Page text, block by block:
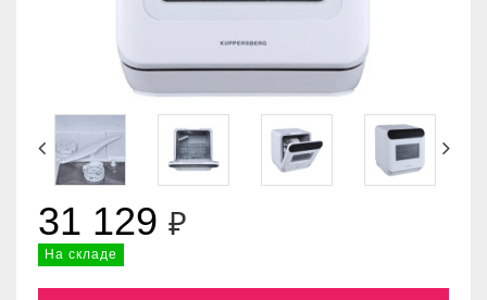
31 129 ₽
На складе